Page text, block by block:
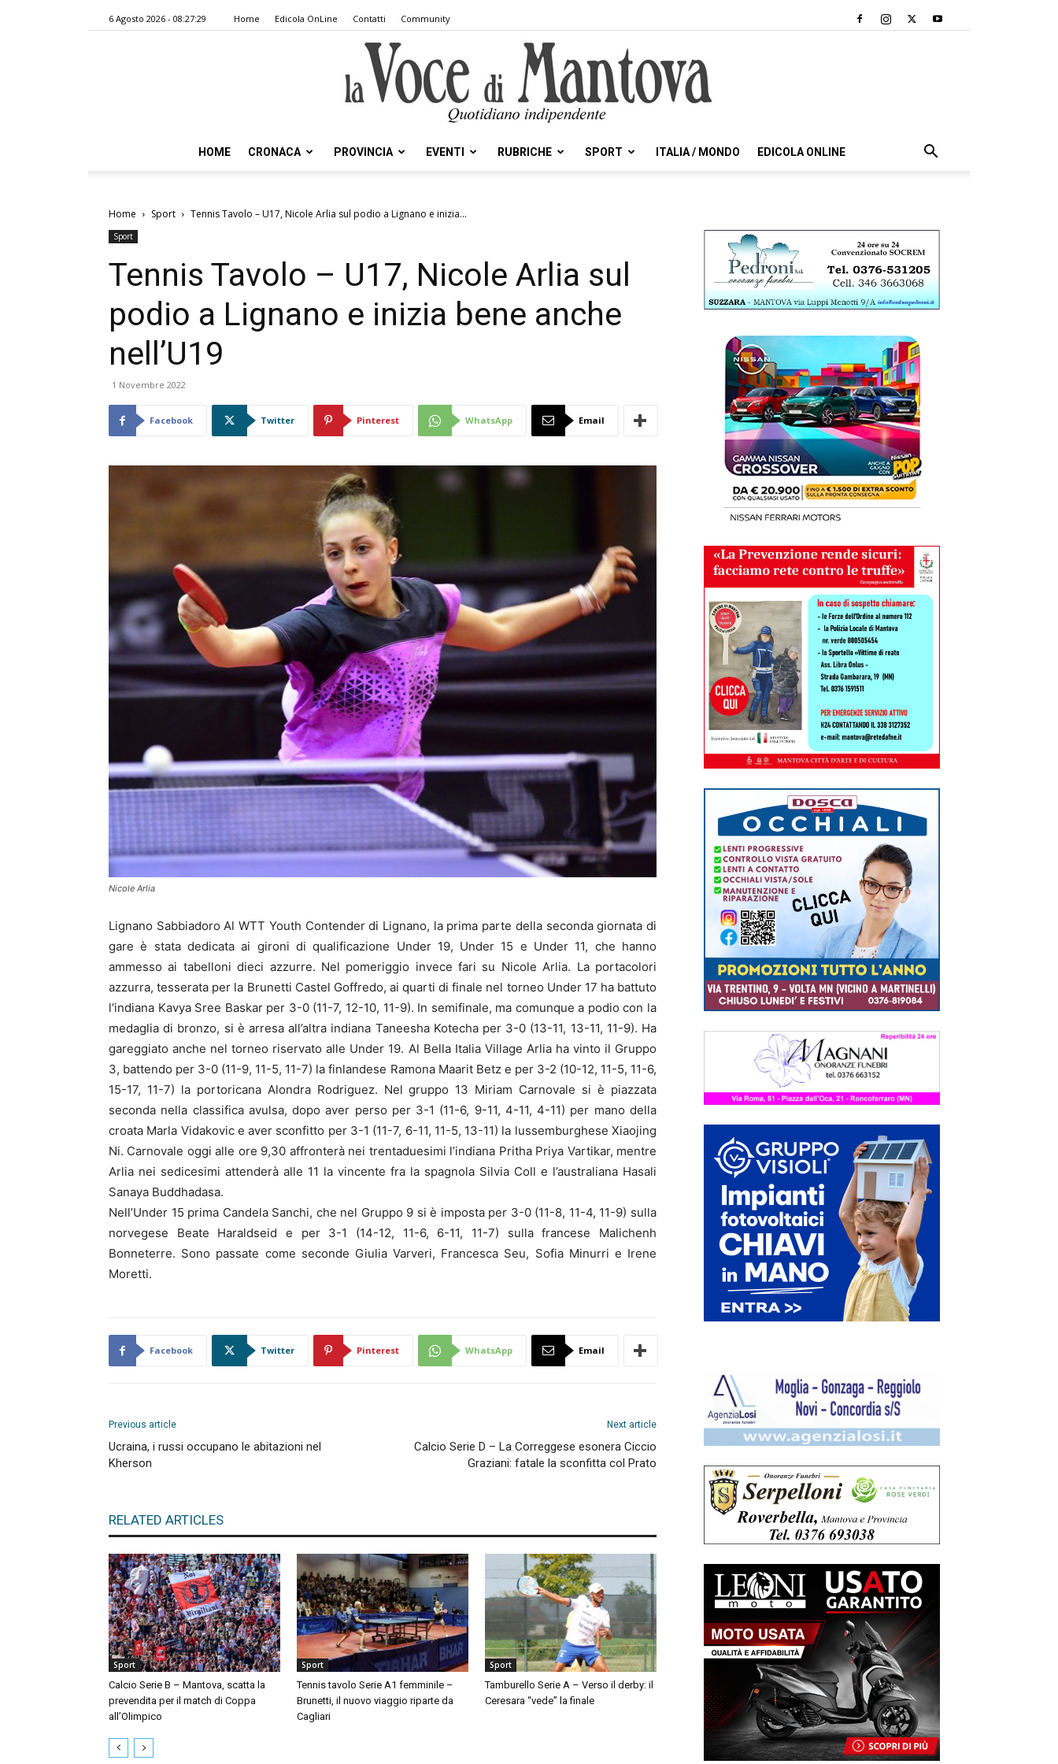
6 Agosto 2026 - 08:27:29 Home Edicola OnLine Contatti Community
Voce
HOME CRONACA PROVINCIA EVENTI RUBRICHE SPORT ITALIA / MONDO EDICOLA ONLINE
Home Sport Tennis Tavolo – U17, Nicole Arlia sul podio a Lignano e inizia...
Sport
Tennis Tavolo – U17, Nicole Arlia sul
podio a Lignano e inizia bene anche
nell’U19
1 Novembre 2022
Facebook Twitter Pinterest WhatsApp Email
Nicole Arlia
Lignano Sabbiadoro Al WTT Youth Contender di Lignano, la prima parte della seconda giornata di
gare è stata dedicata ai gironi di qualificazione Under 19, Under 15 e Under 11, che hanno
ammesso ai tabelloni dieci azzurre. Nel pomeriggio invece fari su Nicole Arlia. La portacolori
azzurra, tesserata per la Brunetti Castel Goffredo, ai quarti di finale nel torneo Under 17 ha battuto
l’indiana Kavya Sree Baskar per 3-0 (11-7, 12-10, 11-9). In semifinale, ma comunque a podio con la
medaglia di bronzo, si è arresa all’altra indiana Taneesha Kotecha per 3-0 (13-11, 13-11, 11-9). Ha
gareggiato anche nel torneo riservato alle Under 19. Al Bella Italia Village Arlia ha vinto il Gruppo
3, battendo per 3-0 (11-9, 11-5, 11-7) la finlandese Ramona Maarit Betz e per 3-2 (10-12, 11-5, 11-6,
15-17, 11-7) la portoricana Alondra Rodriguez. Nel gruppo 13 Miriam Carnovale si è piazzata
seconda nella classifica avulsa, dopo aver perso per 3-1 (11-6, 9-11, 4-11, 4-11) per mano della
croata Marla Vidakovic e aver sconfitto per 3-1 (11-7, 6-11, 11-5, 13-11) la lussemburghese Xiaojing
Ni. Carnovale oggi alle ore 9,30 affronterà nei trentaduesimi l’indiana Pritha Priya Vartikar, mentre
Arlia nei sedicesimi attenderà alle 11 la vincente fra la spagnola Silvia Coll e l’australiana Hasali
Sanaya Buddhadasa.
Nell’Under 15 prima Candela Sanchi, che nel Gruppo 9 si è imposta per 3-0 (11-8, 11-4, 11-9) sulla
norvegese Beate Haraldseid e per 3-1 (14-12, 11-6, 6-11, 11-7) sulla francese Malichenh
Bonneterre. Sono passate come seconde Giulia Varveri, Francesca Seu, Sofia Minurri e Irene
Moretti.
Facebook Twitter Pinterest WhatsApp Email
Previous article
Ucraina, i russi occupano le abitazioni nel
Kherson
Next article
Calcio Serie D – La Correggese esonera Ciccio
Graziani: fatale la sconfitta col Prato
RELATED ARTICLES
Sport
Calcio Serie B – Mantova, scatta la
prevendita per il match di Coppa
all’Olimpico
Sport
Tennis tavolo Serie A1 femminile –
Brunetti, il nuovo viaggio riparte da
Cagliari
Sport
Tamburello Serie A – Verso il derby: il
Ceresara “vede” la finale